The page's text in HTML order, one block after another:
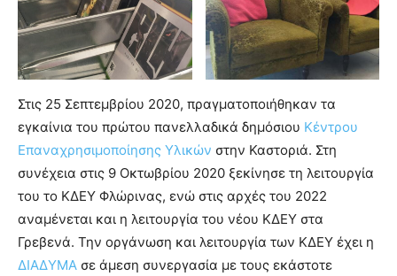
Στις 25 Σεπτεμβρίου 2020, πραγματοποιήθηκαν τα
εγκαίνια του πρώτου πανελλαδικά δημόσιου Κέντρου
Επαναχρησιμοποίησης Υλικών στην Καστοριά. Στη
συνέχεια στις 9 Οκτωβρίου 2020 ξεκίνησε τη λειτουργία
του το ΚΔΕΥ Φλώρινας, ενώ στις αρχές του 2022
αναμένεται και η λειτουργία του νέου ΚΔΕΥ στα
Γρεβενά. Την οργάνωση και λειτουργία των ΚΔΕΥ έχει η
ΔΙΑΔΥΜΑ σε άμεση συνεργασία με τους εκάστοτε